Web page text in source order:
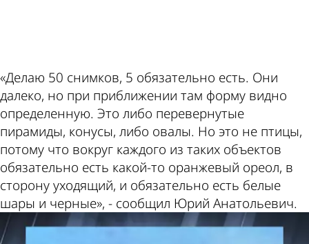
«Делаю 50 снимков, 5 обязательно есть. Они
далеко, но при приближении там форму видно
определенную. Это либо перевернутые
пирамиды, конусы, либо овалы. Но это не птицы,
потому что вокруг каждого из таких объектов
обязательно есть какой-то оранжевый ореол, в
сторону уходящий, и обязательно есть белые
шары и черные», - сообщил Юрий Анатольевич.